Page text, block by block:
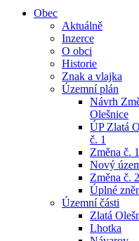
Obec
Aktuálně
Inzerce
O obci
Historie
Znak a vlajka
Územní plán
Návrh
Olešnice
ÚP Zlatá
č. 1
Změna č.
Nový
Změna č. 2
Úplné
Územní části
Zlatá
Lhotka